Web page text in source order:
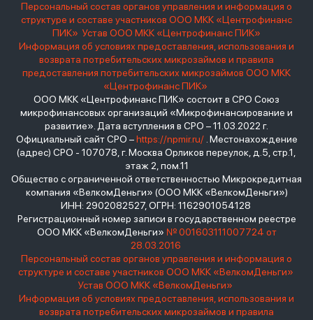
Персональный состав органов управления и информация о
структуре и составе участников ООО МКК «Центрофинанс
ПИК» Устав ООО МКК «Центрофинанс ПИК»
Информация об условиях предоставления, использования и
возврата потребительских микрозаймов и правила
предоставления потребительских микрозаймов ООО МКК
«Центрофинанс ПИК»
ООО МКК «Центрофинанс ПИК» состоит в СРО Союз
микрофинансовых организаций «Микрофинансирование и
развитие». Дата вступления в СРО – 11.03.2022 г.
Официальный сайт СРО –https://npmir.ru/. Местонахождение
(адрес) СРО - 107078, г. Москва Орликов переулок, д.5, стр.1,
этаж 2, пом.11
Общество с ограниченной ответственностью Микрокредитная
компания «ВелкомДеньги» (ООО МКК «ВелкомДеньги»)
ИНН: 2902082527, ОГРН: 1162901054128
Регистрационный номер записи в государственном реестре
ООО МКК «ВелкомДеньги» № 001603111007724 от
28.03.2016
Персональный состав органов управления и информация о
структуре и составе участников ООО МКК «ВелкомДеньги»
Устав ООО МКК «ВелкомДеньги»
Информация об условиях предоставления, использования и
возврата потребительских микрозаймов и правила